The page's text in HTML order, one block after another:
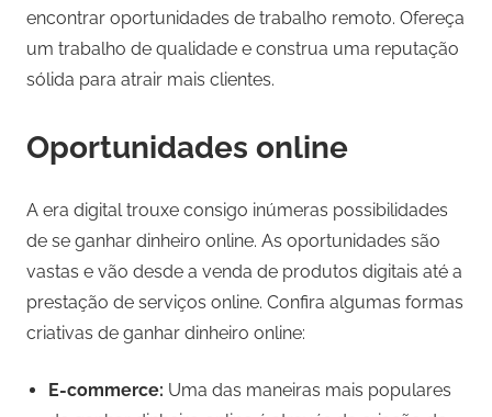
encontrar oportunidades de trabalho remoto. Ofereça
um trabalho de qualidade e construa uma reputação
sólida para atrair mais clientes.
Oportunidades online
A era digital trouxe consigo inúmeras possibilidades
de se ganhar dinheiro online. As oportunidades são
vastas e vão desde a venda de produtos digitais até a
prestação de serviços online. Confira algumas formas
criativas de ganhar dinheiro online:
E-commerce: Uma das maneiras mais populares